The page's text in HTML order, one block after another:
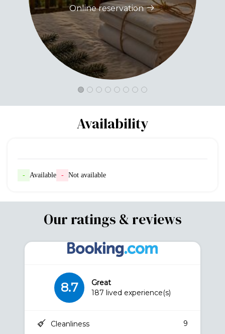
Online reservation
Availability
- Available - Not available
Our ratings & reviews
8.7
Great
187 lived experience(s)
Cleanliness
9